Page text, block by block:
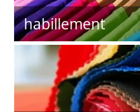
habillement